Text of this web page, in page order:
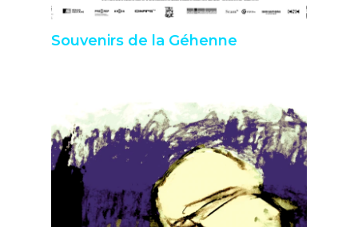
Souvenirs de la Géhenne